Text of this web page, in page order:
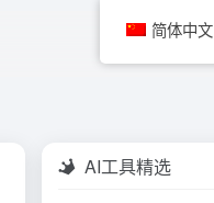
AI工具精选
简体中文